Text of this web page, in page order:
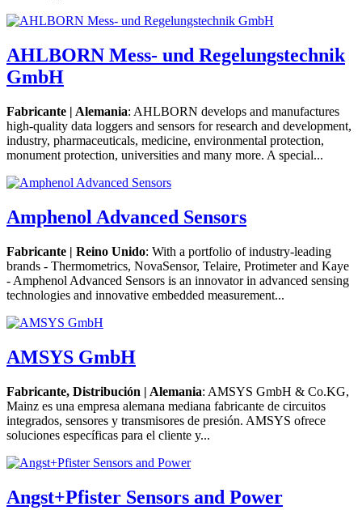
AHLBORN Mess- und Regelungstechnik
GmbH
Fabricante | Alemania: AHLBORN develops and manufactures
high-quality data loggers and sensors for research and development,
industry, pharmaceuticals, medicine, environmental protection,
monument protection, universities and many more. A special...
Amphenol Advanced Sensors
Fabricante | Reino Unido: With a portfolio of industry-leading
brands - Thermometrics, NovaSensor, Telaire, Protimeter and Kaye
- Amphenol Advanced Sensors is an innovator in advanced sensing
technologies and innovative embedded measurement...
AMSYS GmbH
Fabricante, Distribución | Alemania: AMSYS GmbH & Co.KG,
Mainz es una empresa alemana mediana fabricante de circuitos
integrados, sensores y transmisores de presión. AMSYS ofrece
soluciones específicas para el cliente y...
Angst+Pfister Sensors and Power